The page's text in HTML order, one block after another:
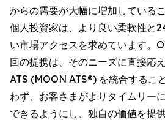
からの需要が大幅に増加している
個人投資家は、より良い柔軟性と
い市場アクセスを求めています。
回の提携は、そのニーズに直接応
ATS (MOON ATS®) を統合するこ
わず、お客さまがよりタイムリー
できるようにし、独自の価値を提